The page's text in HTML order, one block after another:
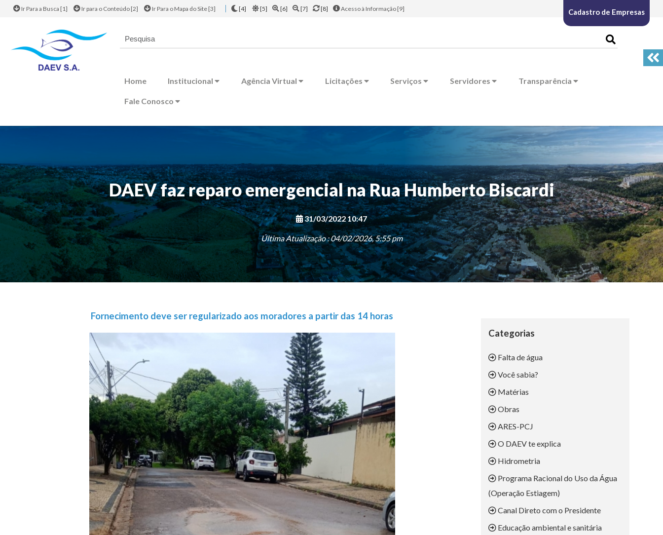
Ir Para a Busca [1] Ir para o Conteúdo [2] Ir Para o Mapa do Site [3] [4] [5] [6] [7] [8] Acesso à Informação [9] Cadastro de Empresas
Home Institucional Agência Virtual Licitações Serviços Servidores Transparência
Fale Conosco
DAEV faz reparo emergencial na Rua Humberto Biscardi
31/03/2022 10:47
Última Atualização : 04/02/2026, 5:55 pm
Fornecimento deve ser regularizado aos moradores a partir das 14 horas
Categorias
Falta de água
Você sabia?
Matérias
Obras
ARES-PCJ
O DAEV te explica
Hidrometria
Programa Racional do Uso da Água
(Operação Estiagem)
Canal Direto com o Presidente
Educação ambiental e sanitária